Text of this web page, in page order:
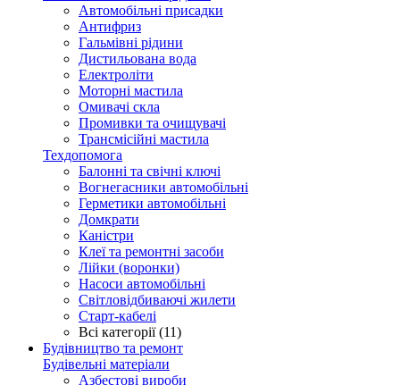
Автомобільні присадки
Антифриз
Гальмівні рідини
Дистильована вода
Електроліти
Моторні мастила
Омивачі скла
Промивки та очищувачі
Трансмісійні мастила
Техдопомога
Балонні та свічні ключі
Вогнегасники автомобільні
Герметики автомобільні
Домкрати
Каністри
Клеї та ремонтні засоби
Лійки (воронки)
Насоси автомобільні
Світловідбиваючі жилети
Старт-кабелі
Всі категорії (11)
Будівництво та ремонт
Будівельні матеріали
Азбестові вироби